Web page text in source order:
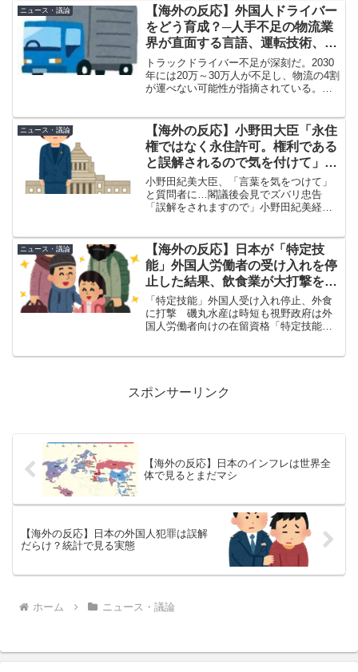
者がほとんどだ。→2. 海外の反応イギリ
スのムスリムはほ...
ニュース・議論
【海外の反応】外国人ドライバー
をどう育成？─人手不足の物流業
界が直面する言語、運転技術、商
慣習の壁
トラックドライバー不足が深刻だ。2030
年には20万～30万人が不足し、物流の4割
が運べない可能性が指摘されている。そ
加した。だが、呼び寄せた外国人材がす
ぐに働けるわけ...
ニュース・議論
【海外の反応】小野田大臣「永住
権ではなく永住許可。権利である
と誤解されるので気を付けて」→
「法的には1ミリも間違ってな
い」「でもわざわざ言う必要あ
る？」
小野田紀美大臣、「言葉を気をつけて」
と質問者に…閣議後会見でズバリ忠告
「誤解をされますので」小野田紀美経済
トが「永住許可」を「永住権」と発言し
たことを受けて、「我...
ニュース・議論
【海外の反応】日本が「特定技
能」外国人労働者の受け入れを停
止した結果、飲食業が大打撃を受
けたらしい → 「日本人は誰もや
りたがらない仕事だしな」「どう
やって現状維持をするつもりなん
「特定技能」外国人受け入れ停止、外食
に打撃 磯丸水産は時短も視野政府は外
国人労働者向けの在留資格「特定技能」
スポンサーリンク
【海外の反応】日本のインフレは世界全
体で見るとまだマシ
【海外の反応】日本の外国人犯罪は誤解
だらけ？統計で見る実態
ホーム ニュース・議論